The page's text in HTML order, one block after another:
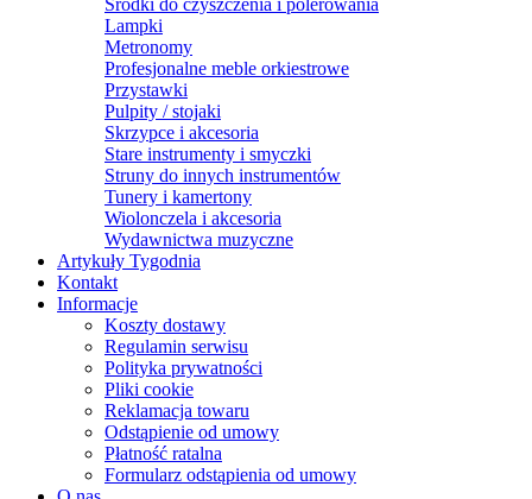
Środki do czyszczenia i polerowania
Lampki
Metronomy
Profesjonalne meble orkiestrowe
Przystawki
Pulpity / stojaki
Skrzypce i akcesoria
Stare instrumenty i smyczki
Struny do innych instrumentów
Tunery i kamertony
Wiolonczela i akcesoria
Wydawnictwa muzyczne
Artykuły Tygodnia
Kontakt
Informacje
Koszty dostawy
Regulamin serwisu
Polityka prywatności
Pliki cookie
Reklamacja towaru
Odstąpienie od umowy
Płatność ratalna
Formularz odstąpienia od umowy